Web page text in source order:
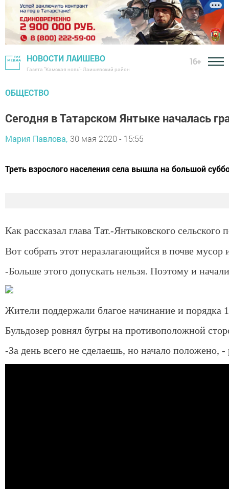
НОВОСТИ ЛАИШЕВО
Газета "Камская новь"- Лаишевский район
16+
ОБЩЕСТВО
Сегодня в Татарском Янтыке началась
Мария Павлова, 30 мая 2020 - 15:55
Треть взрослого населения села вышла на большой
Как рассказал глава Тат.-Янтыковского
Вот собрать этот неразлагающийся в почве
-Больше этого допускать нельзя. Поэтому и
Жители поддержали благое начинание и порядка
Бульдозер ровнял бугры на противоположной
-За день всего не сделаешь, но начало